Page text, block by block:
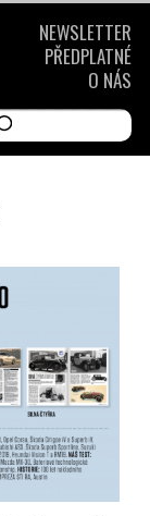
NEWSLETTER
PŘEDPLATNÉ
O NÁS